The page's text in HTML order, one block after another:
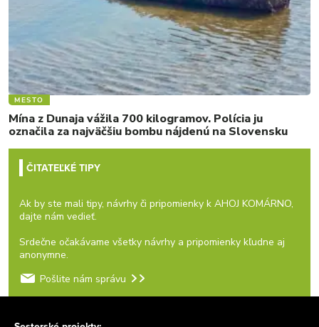
MESTO
Mína z Dunaja vážila 700 kilogramov. Polícia ju
označila za najväčšiu bombu nájdenú na Slovensku
ČITATEĽKÉ TIPY
Ak by ste mali tipy, návrhy či pripomienky k AHOJ KOMÁRNO,
dajte nám vedieť.
Srdečne očakávame všetky návrhy a pripomienky kľudne aj
anonymne.
Pošlite nám správu